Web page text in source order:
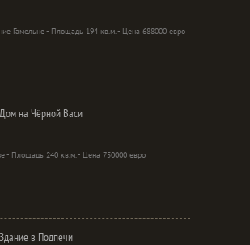
Гамельне - Площадь 194 кв.м. - Цена 688000 евро
Дом на Чёрной Васи
- Площадь 240 кв.м. - Цена 750000 евро
Здание в Подпечи